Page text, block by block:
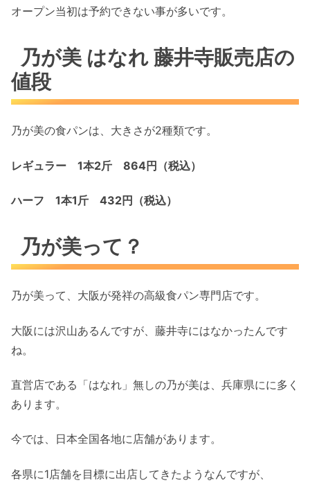
オープン当初は予約できない事が多いです。
乃が美 はなれ 藤井寺販売店の
値段
乃が美の食パンは、大きさが2種類です。
レギュラー 1本2斤 864円（税込）
ハーフ 1本1斤 432円（税込）
乃が美って？
乃が美って、大阪が発祥の高級食パン専門店です。
大阪には沢山あるんですが、藤井寺にはなかったんです
ね。
直営店である「はなれ」無しの乃が美は、兵庫県にに多く
あります。
今では、日本全国各地に店舗があります。
各県に1店舗を目標に出店してきたようなんですが、